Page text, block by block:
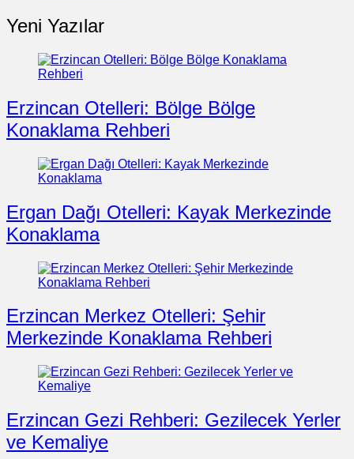
Yeni Yazılar
Erzincan Otelleri: Bölge Bölge
Konaklama Rehberi
Ergan Dağı Otelleri: Kayak Merkezinde
Konaklama
Erzincan Merkez Otelleri: Şehir
Merkezinde Konaklama Rehberi
Erzincan Gezi Rehberi: Gezilecek Yerler
ve Kemaliye